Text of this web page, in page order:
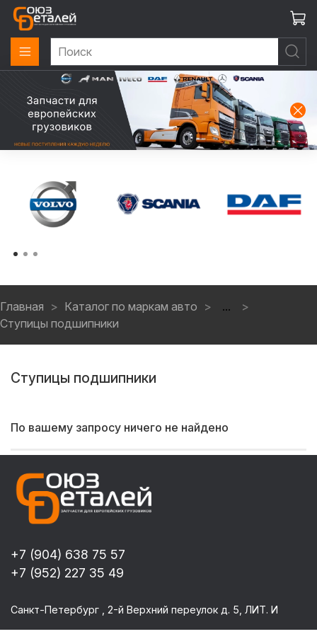
Главная Каталог по маркам авто
...
Ступицы подшипники
Ступицы подшипники
По вашему запросу ничего не найдено
+7 (904) 638 75 57
+7 (952) 227 35 49
Санкт-Петербург , 2-й Верхний переулок д. 5, ЛИТ. И